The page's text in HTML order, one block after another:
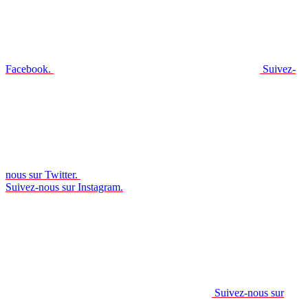
Facebook. Suivez-
nous sur Twitter.
Suivez-nous sur Instagram.
Suivez-nous sur